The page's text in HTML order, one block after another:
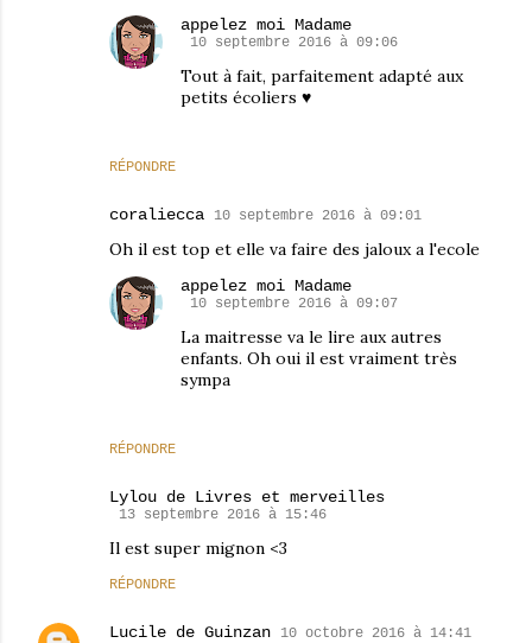
RÉPONDRE
appelez moi Madame
10 septembre 2016 à 09:06
Tout à fait, parfaitement adapté aux
petits écoliers ♥
coraliecca 10 septembre 2016 à 09:01
Oh il est top et elle va faire des jaloux a l'ecole
RÉPONDRE
appelez moi Madame
10 septembre 2016 à 09:07
La maitresse va le lire aux autres
enfants. Oh oui il est vraiment très
sympa
Lylou de Livres et merveilles
13 septembre 2016 à 15:46
Il est super mignon <3
RÉPONDRE
Lucile de Guinzan 10 octobre 2016 à 14:41